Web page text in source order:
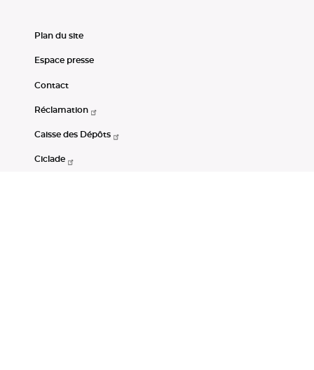
Plan du site
Espace presse
Contact
Réclamation
Caisse des Dépôts
Ciclade